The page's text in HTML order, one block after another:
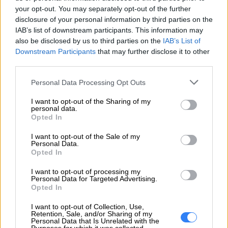
your opt-out. You may separately opt-out of the further
disclosure of your personal information by third parties on the
IAB’s list of downstream participants. This information may
also be disclosed by us to third parties on the IAB’s List of
Downstream Participants that may further disclose it to other
Personal Data Processing Opt Outs
I want to opt-out of the Sharing of my
personal data.
Opted In
I want to opt-out of the Sale of my
Personal Data.
Opted In
I want to opt-out of processing my
Personal Data for Targeted Advertising.
Opted In
I want to opt-out of Collection, Use,
Retention, Sale, and/or Sharing of my
Personal Data that Is Unrelated with the
przy zakupie w sklepie internetowym. Podczas
finalizacji zakupów wystarczy dodać do produktu
wybrany wariant ochrony EasyProtect lub dodać
wybrany wariant bezpośrednio do koszyka
podczas zakupów w sklepie internetowym.
Kod
producenta
Dane
producenta
Podmiot
odpowiedzialny